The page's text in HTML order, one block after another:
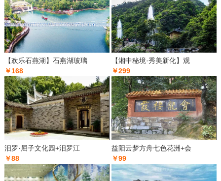
【欢乐石燕湖】石燕湖玻璃
￥168
【湘中秘境·秀美新化】观
￥299
汨罗·屈子文化园+汨罗江
￥88
益阳云梦方舟七色花洲+会
￥99